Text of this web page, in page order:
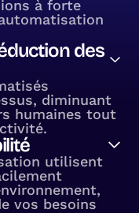
à forte
des
diminuant
humaines tout
utilisent
vos besoins